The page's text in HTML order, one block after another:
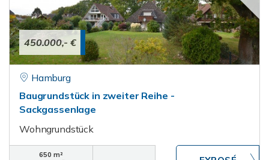
450.000,- €
Hamburg
Baugrundstück in zweiter Reihe -
Sackgassenlage
Wohngrundstück
650 m²